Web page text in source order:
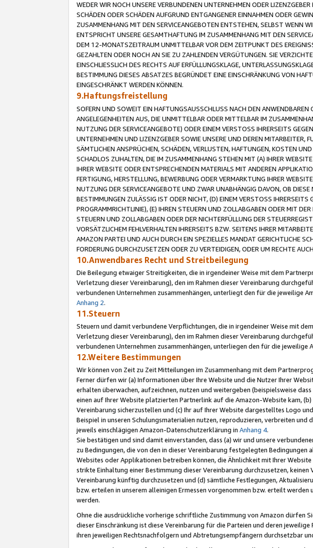
WEDER WIR NOCH UNSERE VERBUNDENEN UNTERNEHMEN ODER
SCHÄDEN ODER SCHÄDEN AUFGRUND ENTGANGENER EINNAHMEN ODER
ZUSAMMENHANG MIT DEN SERVICEANGEBOTEN ENTSTEHEN, SELBST WENN
ENTSPRICHT UNSERE GESAMTHAFTUNG IM ZUSAMMENHANG MIT DEN
DEM 12-MONATSZEITRAUM UNMITTELBAR VOR DEM ZEITPUNKT DES
GEZAHLTEN ODER NOCH AN SIE ZU ZAHLENDEN VERGÜTUNGEN. SIE
EINSCHLIESSLICH DES RECHTS AUF ERFÜLLUNGSKLAGE,
BESTIMMUNG DIESES ABSATZES BEGRÜNDET EINE EINSCHRÄNKUNG VON
EINGESCHRÄNKT WERDEN KÖNNEN.
9.Haftungsfreistellung
SOFERN UND SOWEIT EIN HAFTUNGSAUSSCHLUSS NACH DEN
ANGELEGENHEITEN AUS, DIE UNMITTELBAR ODER MITTELBAR IM
NUTZUNG DER SERVICEANGEBOTE) ODER EINEM VERSTOSS IHRERSEITS
UNTERNEHMEN UND LIZENZGEBER SOWIE UNSERE UND DEREN MITARBEITER,
SÄMTLICHEN ANSPRÜCHEN, SCHÄDEN, VERLUSTEN, HAFTUNGEN, KOSTEN
SCHADLOS ZUHALTEN, DIE IM ZUSAMMENHANG STEHEN MIT (A) IHRER
IHRER WEBSITE ODER ENTSPRECHENDEN MATERIALS MIT ANDEREN
FERTIGUNG, HERSTELLUNG, BEWERBUNG ODER VERMARKTUNG IHRER
NUTZUNG DER SERVICEANGEBOTE UND ZWAR UNABHÄNGIG DAVON, OB
BESTIMMUNGEN ZULÄSSIG IST ODER NICHT, (D) EINEM VERSTOSS IHRERSEITS
PROGRAMMRICHTLINIE), (E) IHREN STEUERN UND ZOLLABGABEN ODER MIT
STEUERN UND ZOLLABGABEN ODER DER NICHTERFÜLLUNG DER
VORSÄTZLICHEM FEHLVERHALTEN IHRERSEITS BZW. SEITENS IHRER
AMAZON PARTEI UND AUCH DURCH EIN SPEZIELLES MANDAT GERICHTLICHE
FORDERUNG DURCHZUSETZEN ODER ZU VERTEIDIGEN, ODER UM RECHTE
10.Anwendbares Recht und Streitbeilegung
Die Beilegung etwaiger Streitigkeiten, die in irgendeiner Weise mit dem
Verletzung dieser Vereinbarung), den im Rahmen dieser Vereinbarung
verbundenen Unternehmen zusammenhängen, unterliegt den für die jeweilige
Anhang 2.
11.Steuern
Steuern und damit verbundene Verpflichtungen, die in irgendeiner Weise mit
Verletzung dieser Vereinbarung), den im Rahmen dieser Vereinbarung
verbundenen Unternehmen zusammenhängen, unterliegen den für die
12.Weitere Bestimmungen
Wir können von Zeit zu Zeit Mitteilungen im Zusammenhang mit dem
Ferner dürfen wir (a) Informationen über Ihre Website und die Nutzer Ihrer
erhalten überwachen, aufzeichnen, nutzen und weitergeben (beispielsweise
einen auf Ihrer Website platzierten Partnerlink auf die Amazon-Website kam,
Vereinbarung sicherzustellen und (c) Ihr auf Ihrer Website dargestelltes Logo
Beispiel in unseren Schulungsmaterialien nutzen, reproduzieren, verbreiten
jeweils einschlägigen Amazon-Datenschutzerklärung in Anhang 4.
Sie bestätigen und sind damit einverstanden, dass (a) wir und unsere
zu Bedingungen, die von den in dieser Vereinbarung festgelegten
Websites oder Applikationen betreiben können, die Ähnlichkeit mit Ihrer
strikte Einhaltung einer Bestimmung dieser Vereinbarung durchzusetzen,
Vereinbarung künftig durchzusetzen und (d) sämtliche Festlegungen,
bzw. erteilen in unserem alleinigen Ermessen vorgenommen bzw. erteilt
werden.
Ohne die ausdrückliche vorherige schriftliche Zustimmung von Amazon dürfen
dieser Einschränkung ist diese Vereinbarung für die Parteien und deren
ihren jeweiligen Rechtsnachfolgern und Abtretungsempfängern durchsetzbar